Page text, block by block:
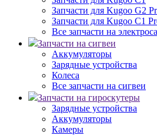
Запчасти для Kugoo G2
Запчасти для Kugoo C1
Все запчасти на
Запчасти на сигвеи
Аккумуляторы
Зарядные устройства
Колеса
Все запчасти на сигвеи
Запчасти на гироскутеры
Зарядные устройства
Аккумуляторы
Камеры